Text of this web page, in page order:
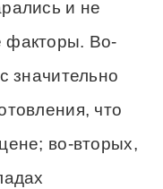
и не
факторы. Во-
значительно
что
во-вторых,